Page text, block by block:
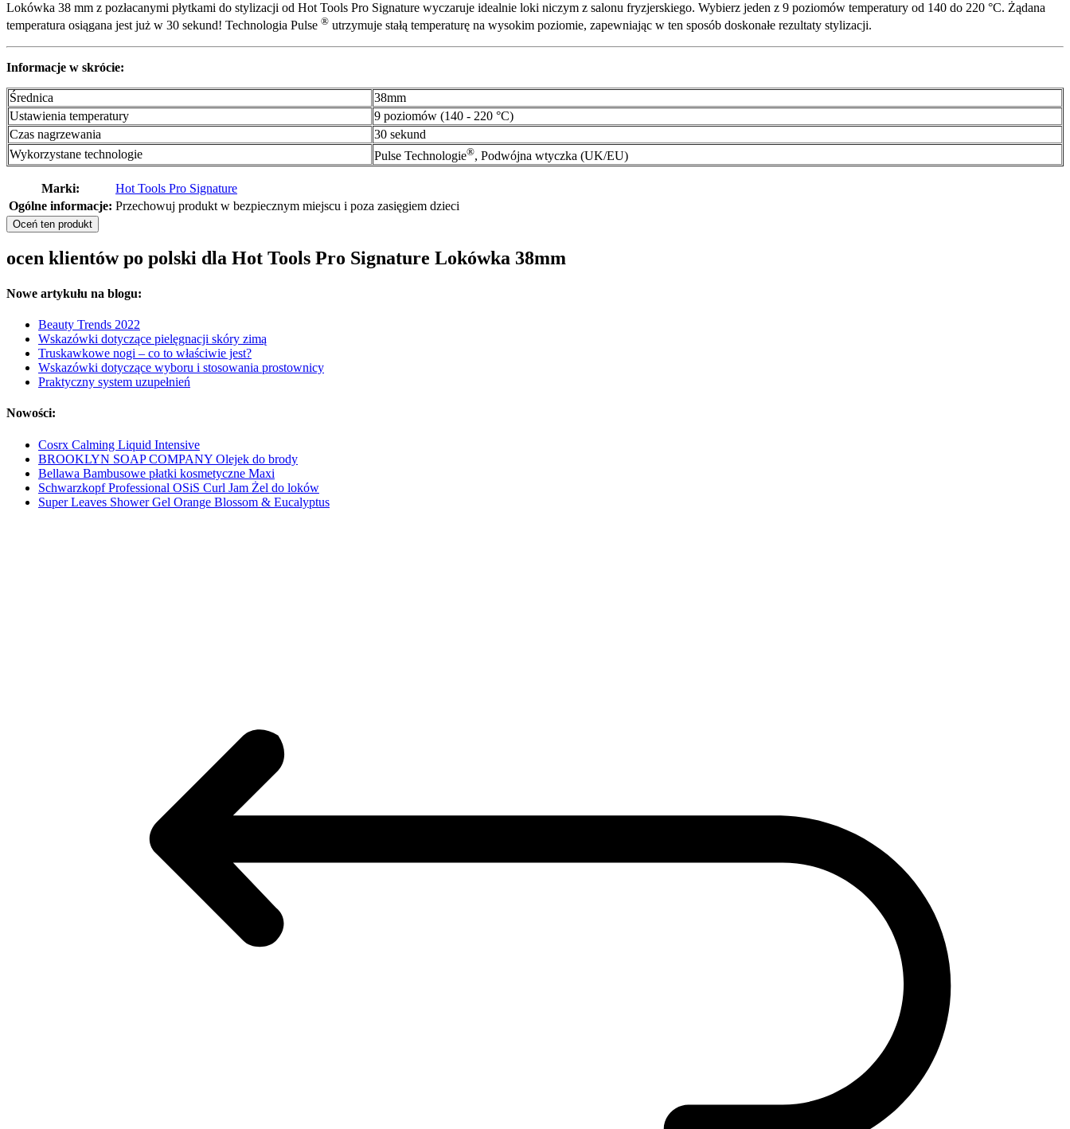
Lokówka 38 mm z pozłacanymi płytkami do stylizacji od Hot Tools Pro Signature wyczaruje idealnie loki niczym z salonu fryzjerskiego. Wybierz jeden z 9 poziomów temperatury od 140 do 220 °C. Żądana
temperatura osiągana jest już w 30 sekund! Technologia Pulse ® utrzymuje stałą temperaturę na wysokim poziomie, zapewniając w ten sposób doskonałe rezultaty stylizacji.
Informacje w skrócie:
Średnica
38mm
Ustawienia temperatury
9 poziomów (140 - 220 °C)
Czas nagrzewania
30 sekund
Wykorzystane technologie
Pulse Technologie®, Podwójna wtyczka (UK/EU)
Marki:
Hot Tools Pro Signature
Ogólne informacje: Przechowuj produkt w bezpiecznym miejscu i poza zasięgiem dzieci
Oceń ten produkt
ocen klientów po polski dla Hot Tools Pro Signature Lokówka 38mm
Nowe artykułu na blogu:
Beauty Trends 2022
Wskazówki dotyczące pielęgnacji skóry zimą
Truskawkowe nogi – co to właściwie jest?
Wskazówki dotyczące wyboru i stosowania prostownicy
Praktyczny system uzupełnień
Nowości:
Cosrx Calming Liquid Intensive
BROOKLYN SOAP COMPANY Olejek do brody
Bellawa Bambusowe płatki kosmetyczne Maxi
Schwarzkopf Professional OSiS Curl Jam Żel do loków
Super Leaves Shower Gel Orange Blossom & Eucalyptus